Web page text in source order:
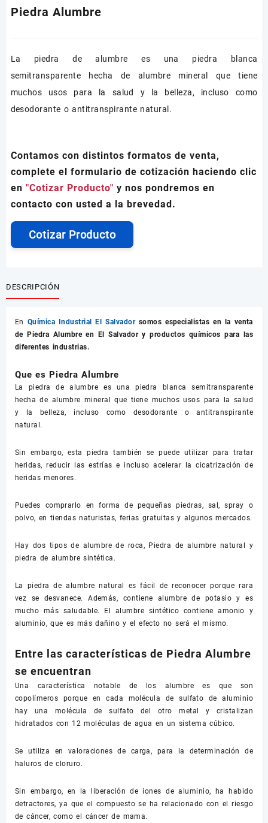
Piedra Alumbre
La piedra de alumbre es una piedra blanca
semitransparente hecha de alumbre mineral que tiene
muchos usos para la salud y la belleza, incluso como
desodorante o antitranspirante natural.
Contamos con distintos formatos de venta,
complete el formulario de cotización haciendo clic
en "Cotizar Producto" y nos pondremos en
contacto con usted a la brevedad.
Cotizar Producto
DESCRIPCIÓN
En Química Industrial El Salvadorsomos especialistas en la venta
de Piedra Alumbreen El Salvador y productos químicos para las
diferentes industrias.
Que es Piedra Alumbre
La piedra de alumbre es una piedra blanca semitransparente
hecha de alumbre mineral que tiene muchos usos para la salud
y la belleza, incluso como desodorante o antitranspirante
natural.
Sin embargo, esta piedra también se puede utilizar para tratar
heridas, reducir las estrías e incluso acelerar la cicatrización de
heridas menores.
Puedes comprarlo en forma de pequeñas piedras, sal, spray o
polvo, en tiendas naturistas, ferias gratuitas y algunos mercados.
Hay dos tipos de alumbre de roca, Piedra de alumbre natural y
piedra de alumbre sintética.
La piedra de alumbre natural es fácil de reconocer porque rara
vez se desvanece. Además, contiene alumbre de potasio y es
mucho más saludable. El alumbre sintético contiene amonio y
aluminio, que es más dañino y el efecto no será el mismo.
Entre las características de Piedra Alumbre
se encuentran
Una característica notable de los alumbre es que son
copolímeros porque en cada molécula de sulfato de aluminio
hay una molécula de sulfato del otro metal y cristalizan
hidratados con 12 moléculas de agua en un sistema cúbico.
Se utiliza en valoraciones de carga, para la determinación de
haluros de cloruro.
Sin embargo, en la liberación de iones de aluminio, ha habido
detractores, ya que el compuesto se ha relacionado con el riesgo
de cáncer, como el cáncer de mama.